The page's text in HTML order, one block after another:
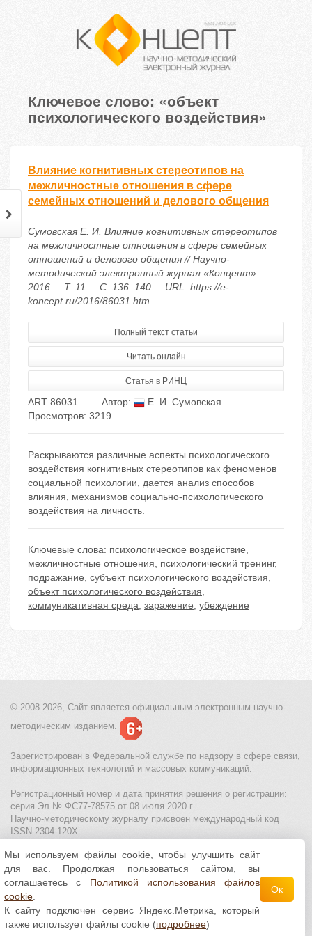
Ключевое слово: «объект
психологического воздействия»
Влияние когнитивных стереотипов на
межличностные отношения в сфере
семейных отношений и делового общения
Сумовская Е. И. Влияние когнитивных стереотипов
на межличностные отношения в сфере семейных
отношений и делового общения // Научно-
методический электронный журнал «Концепт». –
2016. – Т. 11. – С. 136–140. – URL: https://e-
koncept.ru/2016/86031.htm
Полный текст статьи
Читать онлайн
Статья в РИНЦ
ART 86031 Автор:
Е. И. Сумовская
Просмотров: 3219
Раскрываются различные аспекты психологического
воздействия когнитивных стереотипов как феноменов
социальной психологии, дается анализ способов
влияния, механизмов социально-психологического
воздействия на личность.
Ключевые слова: психологическое воздействие,
межличностные отношения, психологический тренинг,
подражание, субъект психологического воздействия,
объект психологического воздействия,
коммуникативная среда, заражение, убеждение
© 2008-2026, Сайт является официальным электронным научно-
методическим изданием.
Зарегистрирован в Федеральной службе по надзору в сфере связи,
информационных технологий и массовых коммуникаций.
Регистрационный номер и дата принятия решения о регистрации:
серия Эл № ФС77-78575 от 08 июля 2020 г
Научно-методическому журналу присвоен международный код
ISSN 2304-120X
МЦИТО|Школьные олимпиады и онлайн конкурсы для детей
Политика использования файлов cookie| Политика обработки и
защиты персональных данных
Все материалы доступны полицензии Creative
Commons С указанием авторства 4.0 Всемирная
Мы используем файлы cookie, чтобы улучшить сайт
для вас. Продолжая пользоваться сайтом, вы
соглашаетесь с Политикой использования файлов
cookie
К сайту подключен сервис Яндекс.Метрика, который
также использует файлы cookie (подробнее)
Ок